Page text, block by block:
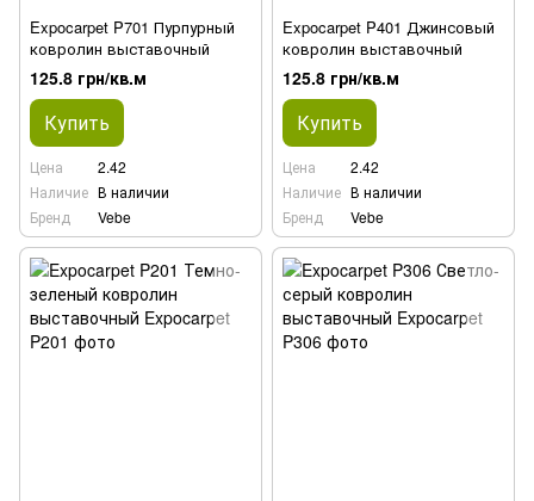
Expocarpet P701 Пурпурный
ковролин выставочный
125.8 грн/кв.м
Купить
Цена
2.42
Наличие В наличии
Бренд
Vebe
Expocarpet P401 Джинсовый
ковролин выставочный
125.8 грн/кв.м
Купить
Цена
2.42
Наличие В наличии
Бренд
Vebe